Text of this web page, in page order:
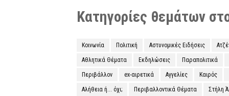
Κατηγορίες θεμάτων
Κοινωνία Πολιτική Αστυνομικές Ειδήσεις
Αθλητικά Θέματα Εκδηλώσεις Παραπολιτικά
Περιβάλλον ex-αιρετικά Αγγελίες Καιρός
Αλήθεια ή... όχι; Περιβαλλοντικά Θέματα Στήλη